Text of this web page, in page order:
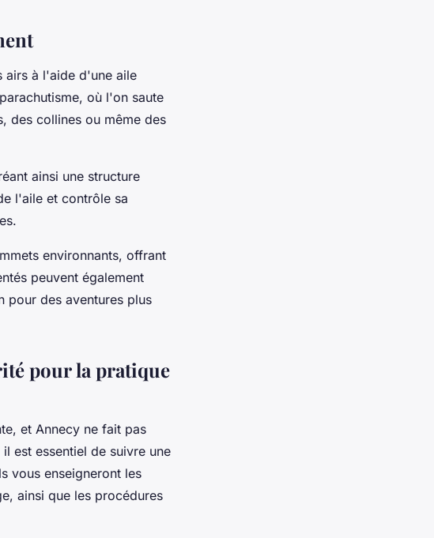
airs à l'aide d'une aile
où l'on saute
des collines ou même des
ainsi une structure
l'aile et contrôle sa
environnants, offrant
peuvent également
pour des aventures plus
pour la pratique
et Annecy ne fait pas
est essentiel de suivre une
vous enseigneront les
ainsi que les procédures